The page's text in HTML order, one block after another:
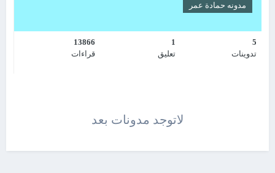
مدونه حمادة عمر
5
تدوينات
1
تعليق
13866
قراءات
لاتوجد مدونات بعد